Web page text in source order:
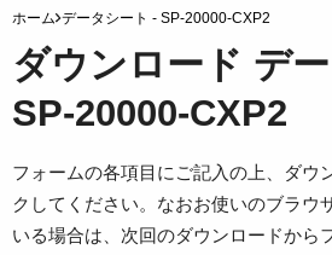
ホーム データシート - SP-20000-CXP2
ダウンロード デ
SP-20000-CXP2
フォームの各項目にご記入の上、ダウ
クしてください。なおお使いのブラウ
いる場合は、次回のダウンロードから